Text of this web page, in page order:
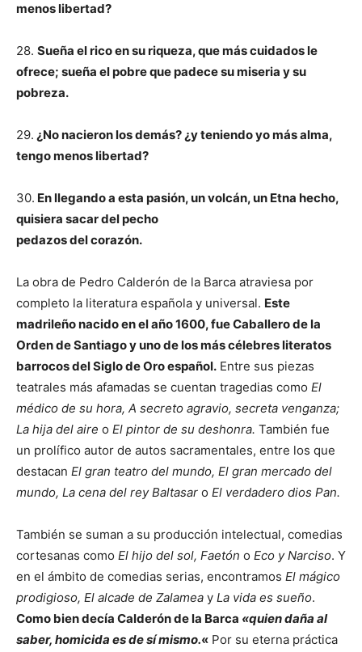
menos libertad?
28. Sueña el rico en su riqueza, que más cuidados le
ofrece; sueña el pobre que padecesu miseria y su
pobreza.
29. ¿No nacieron los demás? ¿y teniendo yo más alma,
tengo menos libertad?
30. En llegando a esta pasión, un volcán, un Etna hecho,
quisiera sacar del pecho
pedazos del corazón.
La obra de Pedro Calderón de la Barca atraviesa por
completo la literatura española y universal. Este
madrileño nacido en el año 1600, fue Caballero de la
Orden de Santiago y uno de los más célebres literatos
barrocos del Siglo de Oro español. Entre sus piezas
teatrales más afamadas se cuentan tragedias como El
médico de su hora, A secreto agravio, secreta venganza;
La hija del aire o El pintor de su deshonra. También fue
un prolífico autor de autos sacramentales, entre los que
destacan El gran teatro del mundo, El gran mercado del
mundo, La cena del rey Baltasar o El verdadero dios Pan.
También se suman a su producción intelectual, comedias
cortesanas como El hijo del sol, Faetón o Eco y Narciso. Y
en el ámbito de comedias serias, encontramos El mágico
prodigioso, El alcade de Zalamea y La vida es sueño.
Como bien decía Calderón de la Barca «quien daña al
saber, homicida es de sí mismo.« Por su eterna práctica